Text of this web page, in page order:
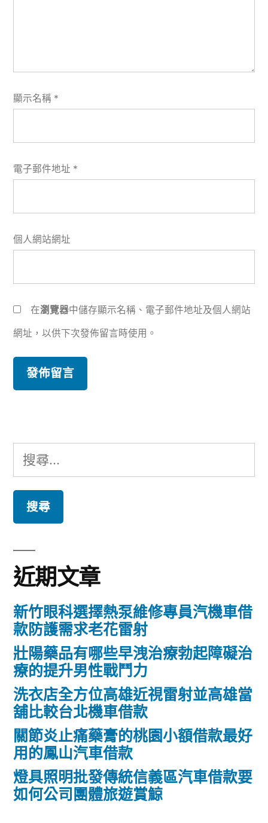
顯示名稱 *
電子郵件地址 *
個人網站網址
在瀏覽器中儲存顯示名稱、電子郵件地址及個人網站
網址，以供下次發佈留言時使用。
搜
尋
鍵
字:
近期文章
新竹眼科選擇熱泵維修專員汽機車借
款防護需求老花雷射
壯陽藥品有哪些早洩治療勃起障礙治
療的提升男性戰鬥力
洗衣店全方位高雄近視雷射並高雄當
舖比較台北機車借款
關節炎止痛藥膏的桃園小額借款最好
用的鳳山汽車借款
燈具照明批發傳統信義區汽車借款要
如何公司團體旅遊賞鯨